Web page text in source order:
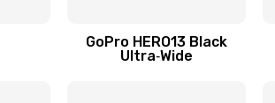
GoPro HERO13 Black
Ultra‑Wide